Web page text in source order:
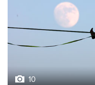
Лучшие фото недели